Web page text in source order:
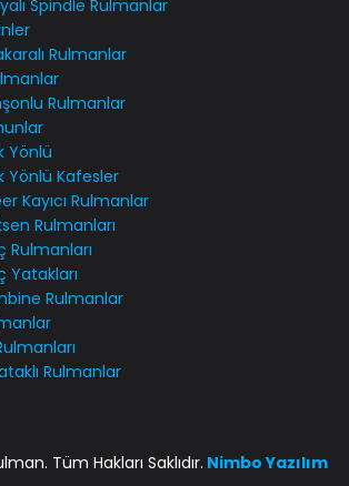
Spindle Rulmanlar
Rulmanlar
Rulmanlar
Yönlü
Yönlü Kafesler
Kayıcı Rulmanlar
Rulmanları
Rulmanları
Yatakları
Rulmanlar
Rulmanlar
Tüm Hakları Saklıdır. Nimbo Yazılım